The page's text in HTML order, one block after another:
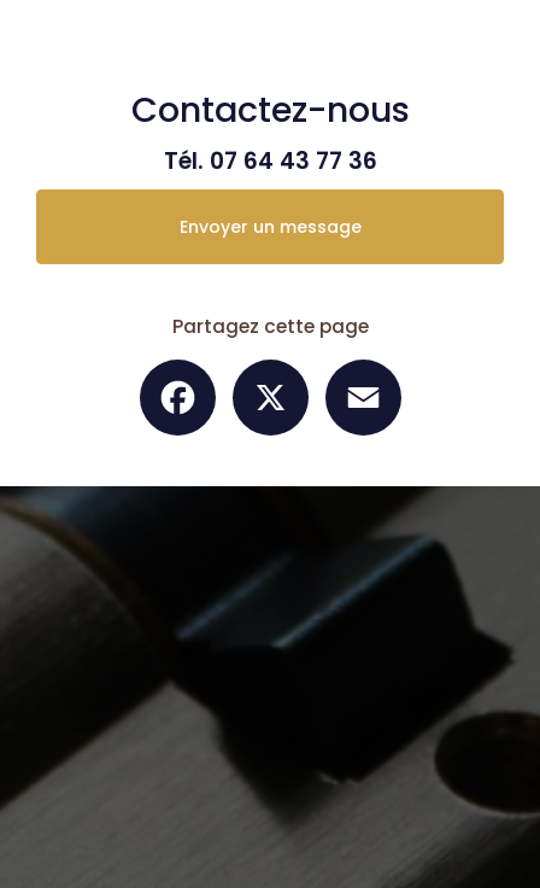
Contactez-nous
Tél. 07 64 43 77 36
Envoyer un message
Partagez cette page
Facebook